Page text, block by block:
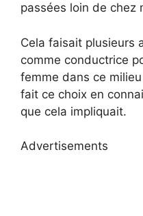
passées loin de chez
Cela faisait plusieurs
comme conductrice
femme dans ce
fait ce choix en
que cela impliquait.
Advertisements